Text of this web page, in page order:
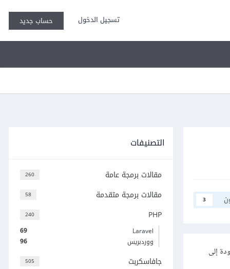
تسجيل الدخول حساب جديد
3
إلى
التصنيفات
260 مقالات برمجة عامة
58 مقالات برمجة متقدمة
240 PHP
69
Laravel
96
ووردبريس
505 جافاسكربت